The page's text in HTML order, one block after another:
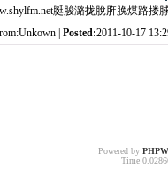
脡脧潞拢脫脌脕煤路搂
| Posted:2011-10-17
Powered by
Time